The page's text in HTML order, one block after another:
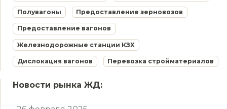
Полувагоны Предоставление зерновозов
Предоставление вагонов
Железнодорожные станции КЗХ
Дислокация вагонов Перевозка стройматериалов
Новости рынка ЖД: